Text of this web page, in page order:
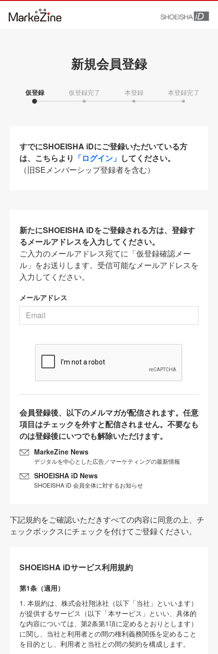
新規会員登録
仮登録 仮登録完了 本登録 本登録完了
すでにSHOEISHA iDにご登録いただいている方
は、こちらより 「ログイン」 してください。
（旧SEメンバーシップ登録者を含む）
新たにSHOEISHA iDをご登録される方は、登録す
るメールアドレスを入力してください。
ご入力のメールアドレス宛てに「仮登録確認メー
ル」をお送りします。受信可能なメールアドレスを
入力してください。
メールアドレス
会員登録後、以下のメルマガが配信されます。任意
項目はチェックを外すと配信されません。不要なも
のは登録後にいつでも解除いただけます。
MarkeZine News
デジタルを中心とした広告／マーケティングの最新情報
SHOEISHA iD News
SHOEISHA iD 会員全体に対するお知らせ
下記規約をご確認いただきすべての内容に同意の上、チ
ェックボックスにチェックを付けてご登録ください。
SHOEISHA iDサービス利用規約
第1条（適用）
1. 本規約は、株式会社翔泳社（以下「当社」といいます）
が提供するサービス（以下「本サービス」といい、具体的
な内容については、第2条第1項に定めるとおりとします）
に関し、当社と利用者との間の権利義務関係を定めること
を目的とし、利用者と当社との間の契約を構成します。